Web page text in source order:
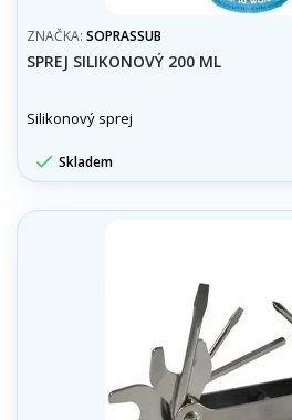
ZNAČKA: SOPRASSUB
SPREJ SILIKONOVÝ 200 ML
Silikonový sprej
 Skladem